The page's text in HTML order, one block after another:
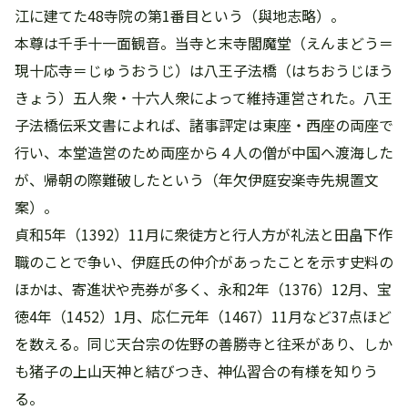
江に建てた48寺院の第1番目という（與地志略）。
本尊は千手十一面観音。当寺と末寺閣魔堂（えんまどう＝
現十応寺＝じゅうおうじ）は八王子法橋（はちおうじほう
きょう）五人衆・十六人衆によって維持運営された。八王
子法橋伝釆文書によれば、諸事評定は東座・西座の両座で
行い、本堂造営のため両座から４人の僧が中国へ渡海した
が、帰朝の際難破したという（年欠伊庭安楽寺先規置文
案）。
貞和5年（1392）11月に衆徒方と行人方が礼法と田畠下作
職のことで争い、伊庭氏の仲介があったことを示す史料の
ほかは、寄進状や売券が多く、永和2年（1376）12月、宝
徳4年（1452）1月、応仁元年（1467）11月など37点ほど
を数える。同じ天台宗の佐野の善勝寺と往釆があり、しか
も猪子の上山天神と結びつき、神仏習合の有様を知りう
る。